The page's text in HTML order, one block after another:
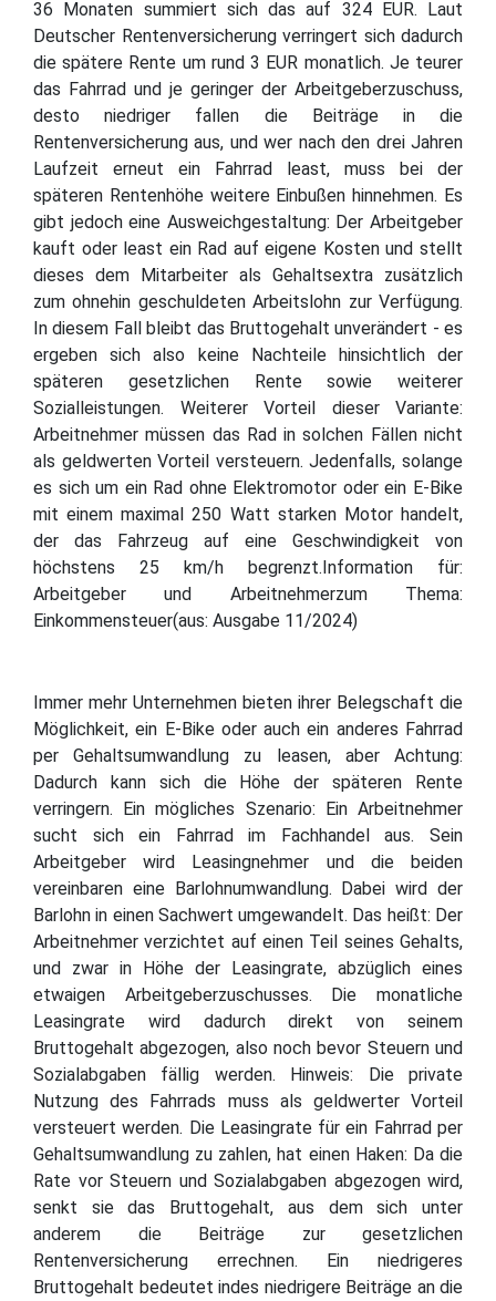
36 Monaten summiert sich das auf 324 EUR. Laut
Deutscher Rentenversicherung verringert sich dadurch
die spätere Rente um rund 3 EUR monatlich. Je teurer
das Fahrrad und je geringer der Arbeitgeberzuschuss,
desto niedriger fallen die Beiträge in die
Rentenversicherung aus, und wer nach den drei Jahren
Laufzeit erneut ein Fahrrad least, muss bei der
späteren Rentenhöhe weitere Einbußen hinnehmen. Es
gibt jedoch eine Ausweichgestaltung: Der Arbeitgeber
kauft oder least ein Rad auf eigene Kosten und stellt
dieses dem Mitarbeiter als Gehaltsextra zusätzlich
zum ohnehin geschuldeten Arbeitslohn zur Verfügung.
In diesem Fall bleibt das Bruttogehalt unverändert - es
ergeben sich also keine Nachteile hinsichtlich der
späteren gesetzlichen Rente sowie weiterer
Sozialleistungen. Weiterer Vorteil dieser Variante:
Arbeitnehmer müssen das Rad in solchen Fällen nicht
als geldwerten Vorteil versteuern. Jedenfalls, solange
es sich um ein Rad ohne Elektromotor oder ein E-Bike
mit einem maximal 250 Watt starken Motor handelt,
der das Fahrzeug auf eine Geschwindigkeit von
höchstens 25 km/h begrenzt.Information für:
Arbeitgeber und Arbeitnehmerzum Thema:
Einkommensteuer(aus: Ausgabe 11/2024)
Immer mehr Unternehmen bieten ihrer Belegschaft die
Möglichkeit, ein E-Bike oder auch ein anderes Fahrrad
per Gehaltsumwandlung zu leasen, aber Achtung:
Dadurch kann sich die Höhe der späteren Rente
verringern. Ein mögliches Szenario: Ein Arbeitnehmer
sucht sich ein Fahrrad im Fachhandel aus. Sein
Arbeitgeber wird Leasingnehmer und die beiden
vereinbaren eine Barlohnumwandlung. Dabei wird der
Barlohn in einen Sachwert umgewandelt. Das heißt: Der
Arbeitnehmer verzichtet auf einen Teil seines Gehalts,
und zwar in Höhe der Leasingrate, abzüglich eines
etwaigen Arbeitgeberzuschusses. Die monatliche
Leasingrate wird dadurch direkt von seinem
Bruttogehalt abgezogen, also noch bevor Steuern und
Sozialabgaben fällig werden. Hinweis: Die private
Nutzung des Fahrrads muss als geldwerter Vorteil
versteuert werden. Die Leasingrate für ein Fahrrad per
Gehaltsumwandlung zu zahlen, hat einen Haken: Da die
Rate vor Steuern und Sozialabgaben abgezogen wird,
senkt sie das Bruttogehalt, aus dem sich unter
anderem die Beiträge zur gesetzlichen
Rentenversicherung errechnen. Ein niedrigeres
Bruttogehalt bedeutet indes niedrigere Beiträge an die